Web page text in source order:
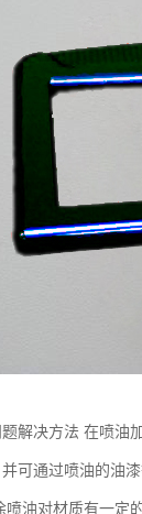
解决方法 在喷油
可通过喷油的油
油对材质有一定